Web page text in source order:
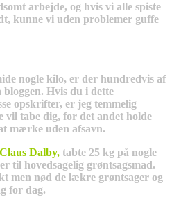
arbejde, og hvis vi alle spiste
kunne vi uden problemer guffe
nogle kilo, er der hundredvis af
Hvis du i dette
opskrifter, er jeg temmelig
vil tabe dig, for det andet holde
mærke uden afsavn.
Claus Dalby, tabte 25 kg på nogle
til hovedsagelig grøntsagsmad.
men nød de lækre grøntsager og
for dag.